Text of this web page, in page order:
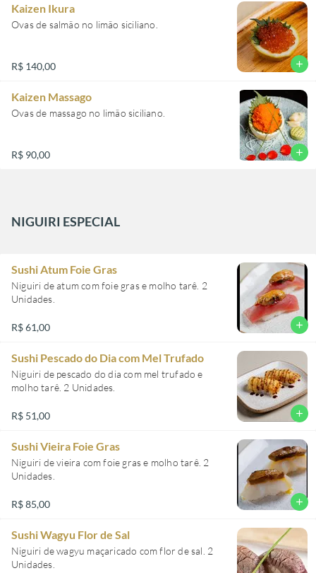
Kaizen Ikura
Ovas de salmão no limão siciliano.
R$ 140,00 add
Kaizen Massago
Ovas de massago no limão siciliano.
R$ 90,00 add
NIGUIRI ESPECIAL
Sushi Atum Foie Gras
Niguiri de atum com foie gras e molho tarê. 2
Unidades.
R$ 61,00 add
Sushi Pescado do Dia com Mel Trufado
Niguiri de pescado do dia com mel trufado e
molho tarê. 2 Unidades.
R$ 51,00 add
Sushi Vieira Foie Gras
Niguiri de vieira com foie gras e molho tarê. 2
Unidades.
R$ 85,00 add
Sushi Wagyu Flor de Sal
Niguiri de wagyu maçaricado com flor de sal. 2
Unidades.